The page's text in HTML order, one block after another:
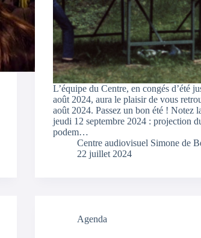
L’équipe du Centre, en congés d’été
août 2024, aura le plaisir de vous
août 2024. Passez un bon été ! Notez
jeudi 12 septembre 2024 : projection
podem…
Centre audiovisuel Simone de
22 juillet 2024
Agenda